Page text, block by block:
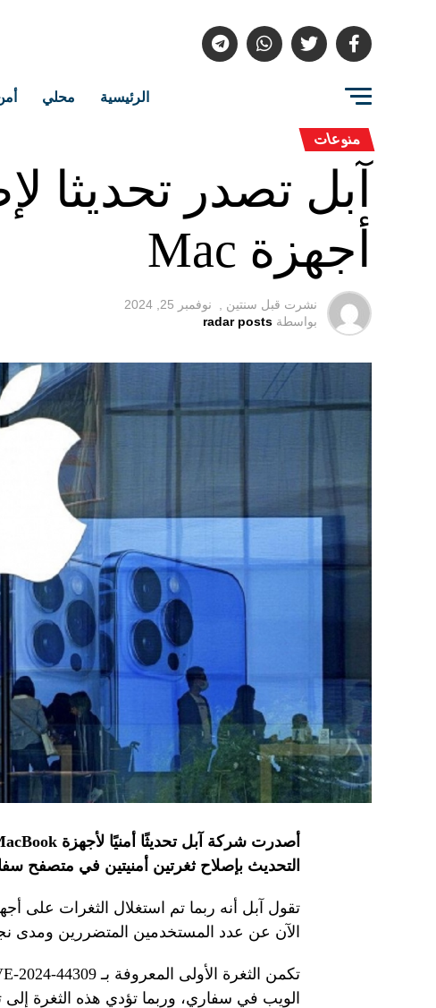
الرئيسية محلي
منوعات
آبل تصدر تحديثا
أجهزة Mac
نشرت قبل سنتين ,
نوفمبر 25, 2024
بواسطة radar posts
التحديث بإصلاح ثغرتين أمنيتين في
الآن عن عدد المستخدمين المتضررين ومدى